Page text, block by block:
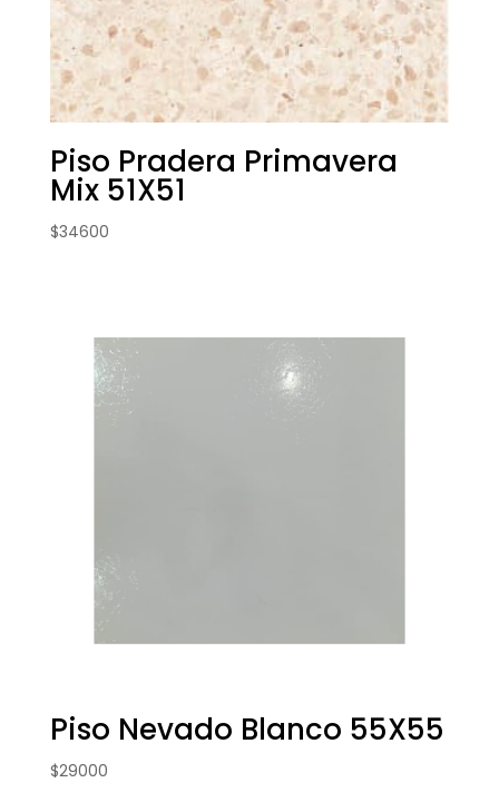
Piso Pradera Primavera
Mix 51X51
$34600
Piso Nevado Blanco 55X55
$29000